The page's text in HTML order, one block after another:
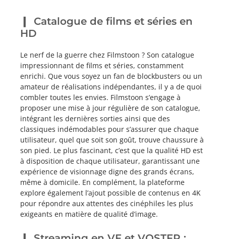
Catalogue de films et séries en
HD
Le nerf de la guerre chez Filmstoon ? Son catalogue
impressionnant de films et séries, constamment
enrichi. Que vous soyez un fan de blockbusters ou un
amateur de réalisations indépendantes, il y a de quoi
combler toutes les envies. Filmstoon s’engage à
proposer une mise à jour régulière de son catalogue,
intégrant les dernières sorties ainsi que des
classiques indémodables pour s’assurer que chaque
utilisateur, quel que soit son goût, trouve chaussure à
son pied. Le plus fascinant, c’est que la qualité HD est
à disposition de chaque utilisateur, garantissant une
expérience de visionnage digne des grands écrans,
même à domicile. En complément, la plateforme
explore également l’ajout possible de contenus en 4K
pour répondre aux attentes des cinéphiles les plus
exigeants en matière de qualité d’image.